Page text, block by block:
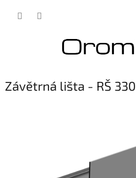
Závětrná lišta - RŠ 330